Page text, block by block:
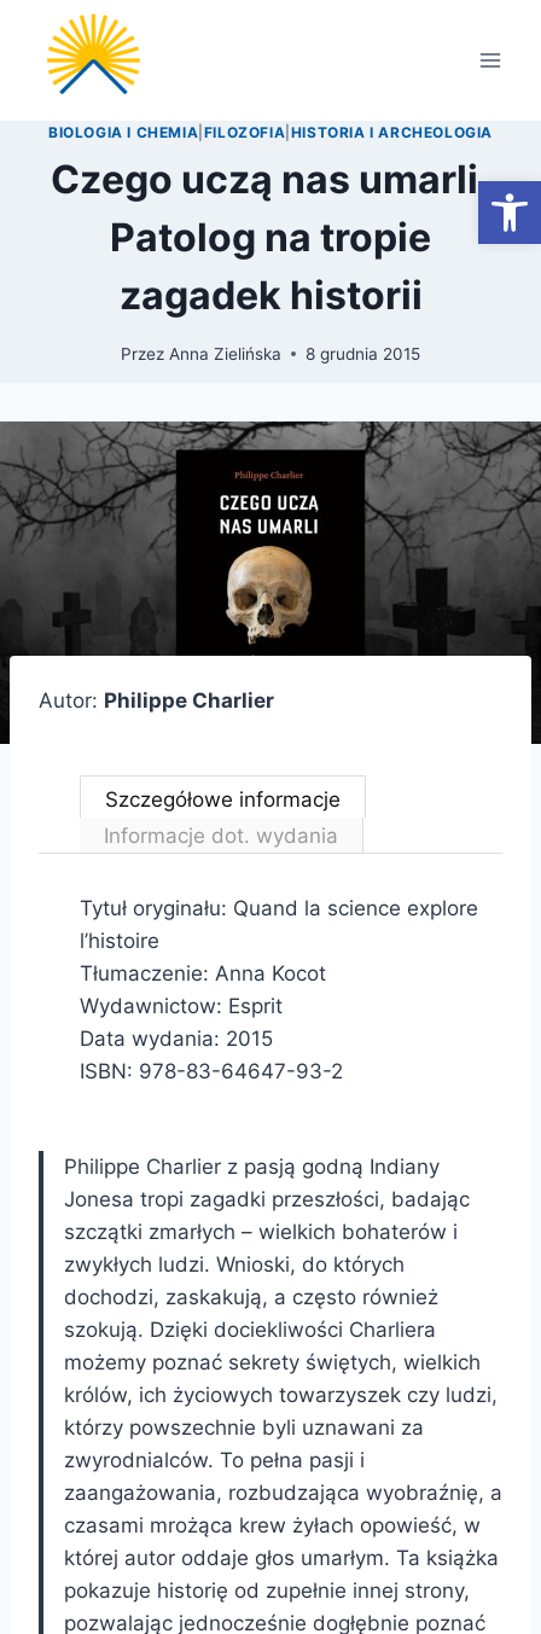
Przejdź
treści
BIOLOGIA I CHEMIA FILOZOFIA HISTORIA I ARCHEOLOGIA
Czego uczą nas umarli.
Patolog na tropie
zagadek historii
Przez Anna Zielińska 8 grudnia 2015
Autor: Philippe Charlier
Szczegółowe informacje
Informacje dot. wydania
Tytuł oryginału: Quand la science explore
l’histoire
Tłumaczenie: Anna Kocot
Wydawnictow: Esprit
Data wydania: 2015
ISBN: 978-83-64647-93-2
Philippe Charlier z pasją godną Indiany
Jonesa tropi zagadki przeszłości, badając
szczątki zmarłych – wielkich bohaterów i
zwykłych ludzi. Wnioski, do których
dochodzi, zaskakują, a często również
szokują. Dzięki dociekliwości Charliera
możemy poznać sekrety świętych, wielkich
królów, ich życiowych towarzyszek czy ludzi,
którzy powszechnie byli uznawani za
zwyrodnialców. To pełna pasji i
zaangażowania, rozbudzająca wyobraźnię, a
czasami mrożąca krew żyłach opowieść, w
której autor oddaje głos umarłym. Ta książka
pokazuje historię od zupełnie innej strony,
pozwalając jednocześnie dogłębnie poznać